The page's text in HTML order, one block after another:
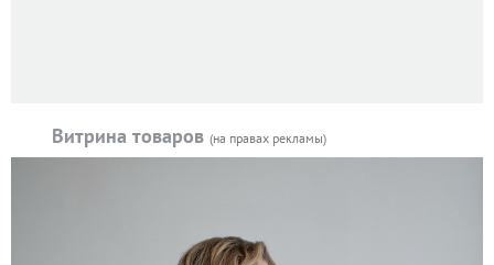
Витрина товаров (на правах рекламы)